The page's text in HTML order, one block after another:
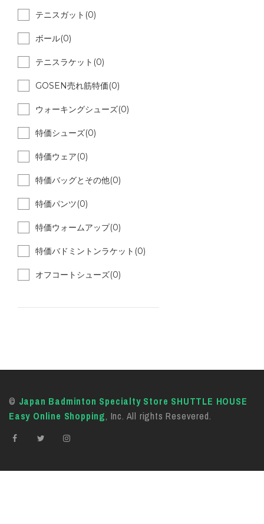
テニスガット(0)
ボール(0)
テニスラケット(0)
GOSEN売れ筋特価(0)
ウォーキングシューズ(0)
特価シューズ(0)
特価ウェア(0)
特価バッグとその他(0)
特価パンツ(0)
特価ウォームアップ(0)
特価バドミントンラケット(0)
オフコートシューズ(0)
© Japan Badminton Specialty Store SHUTTLE HOUSE
Easy Online Shopping, Inc. All rights Resevered.